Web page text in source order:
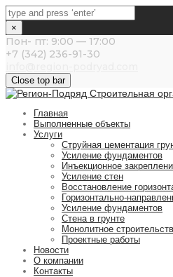
×
Пон- пт: 9:00 — 17:00
+7 (342) 236-91-30
Close top bar
Главная
Выполненные объекты
Услуги
Струйная цементация
Усиление фундаментов
Инъекционное
Усиление стен
Восстановление
Горизонтально-
Усиление фундаментов
Стена в грунте
Монолитное
Проектные работы
Новости
О компании
Контакты